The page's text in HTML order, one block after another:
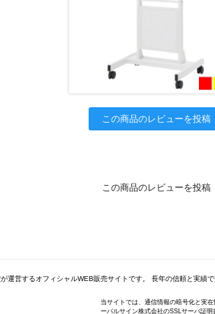
この商品のレビューを投稿
この商品のレビューを投稿
運営するオフィシャルWEB販売サイトです。 長年の信頼と実績
当サイトでは、通信情報の暗号化と実
ーバルサイン株式会社のSSLサーバ証